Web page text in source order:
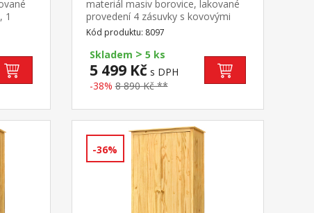
1
materiál masiv borovice, lakované
provedení 4 zásuvky s kovovými
pojezdy, 2 plné dveře, 1 police
Kód produktu: 8097
Skladem > 5 ks
5 499 Kč s DPH
-38% 8 890 Kč **
-36%